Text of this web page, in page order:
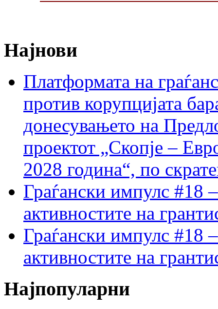
Најнови
Платформата на
против корупцијата
донесувањето на
проектот „Скопје –
2028 година“, по
Граѓански импулс #18
активностите на
Граѓански импулс #18
активностите на
Најпопуларни